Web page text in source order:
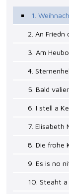
1.
2. An Friedn
3. Am
4.
5. Bald
6. I stell a
7. Elisabeth
8. Die frohe
9. Es is no
10. Steaht